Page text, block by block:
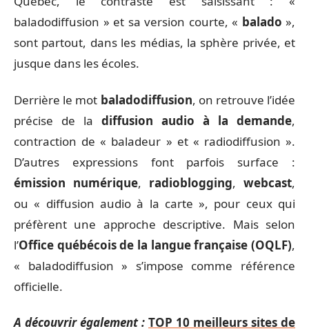
baladodiffusion » et sa version courte, « balado »,
sont partout, dans les médias, la sphère privée, et
jusque dans les écoles.
Derrière le mot baladodiffusion, on retrouve l’idée
précise de la diffusion audio à la demande,
contraction de « baladeur » et « radiodiffusion ».
D’autres expressions font parfois surface :
émission numérique, radioblogging, webcast,
ou « diffusion audio à la carte », pour ceux qui
préfèrent une approche descriptive. Mais selon
l’Office québécois de la langue française (OQLF),
« baladodiffusion » s’impose comme référence
officielle.
A découvrir également : TOP 10 meilleurs sites de